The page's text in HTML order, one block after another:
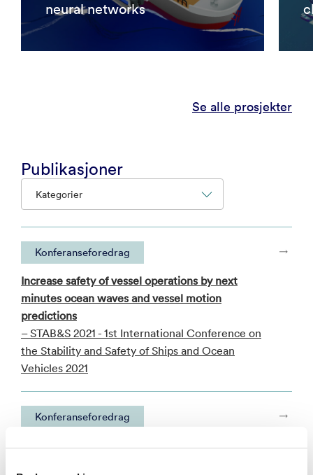
neural networks
Se alle prosjekter
Publikasjoner
Kategorier
Konferanseforedrag
Increase safety of vessel operations by next
minutes ocean waves and vessel motion
predictions
– STAB&S 2021 - 1st International Conference on
the Stability and Safety of Ships and Ocean
Vehicles 2021
Konferanseforedrag
HYDROGEN POWERED VESSELS AT SEA:FUEL